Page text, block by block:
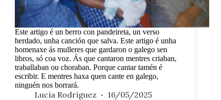
Este artigo é un berro con pandeireta, un verso
herdado, unha canción que salva. Este artigo é unha
homenaxe ás mulleres que gardaron o galego sen
libros, só coa voz. Ás que cantaron mentres criaban,
traballaban ou choraban. Porque cantar tamén é
escribir. E mentres haxa quen cante en galego,
ninguén nos borrará.
Lucía Rodríguez 16/05/2025